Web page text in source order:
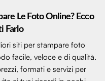
Le Foto Online? Ecco
Farlo
siti per stampare foto
facile, veloce e di qualità.
formati e servizi per